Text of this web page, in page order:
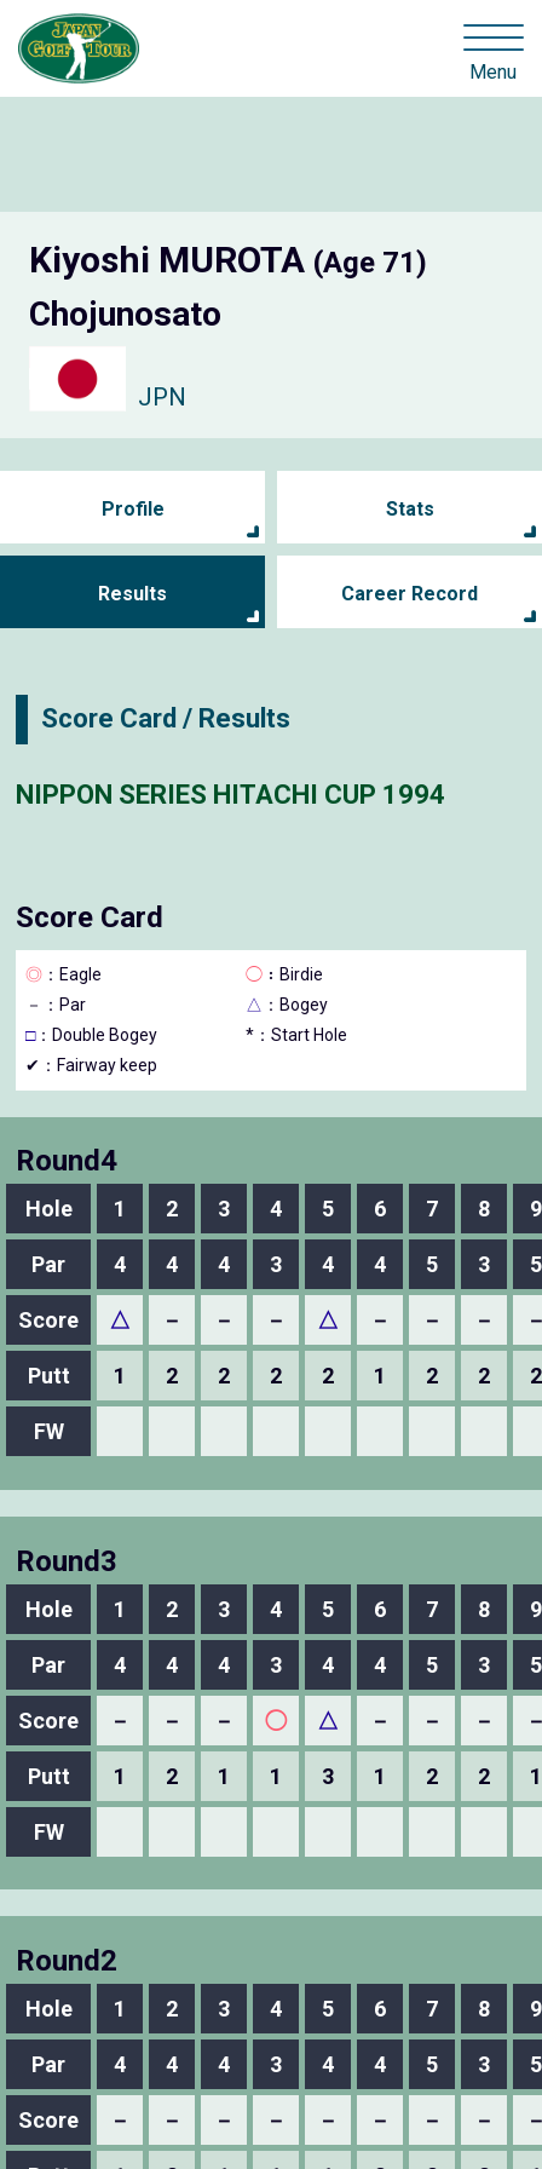
Menu
Kiyoshi MUROTA (Age 71)
Chojunosato
JPN
Profile Stats
Results Career Record
Score Card / Results
NIPPON SERIES HITACHI CUP 1994
Score Card
◎ ：Eagle ◯ ：Birdie
－
：Par △ ：Bogey
□：Double Bogey
*：Start Hole
✔：Fairway keep
Round4
Hole 1 2 3 4 5 6 7 8 9
Par 4 4 4 3 4 4 5 3 5
Score △ － － － △ － － －
Putt 1 2 2 2 2 1 2 2 2
FW
Round3
Hole 1 2 3 4 5 6 7 8 9
Par 4 4 4 3 4 4 5 3 5
Score － － － ◯ △ － － －
Putt 1 2 1 1 3 1 2 2 1
FW
Round2
Hole 1 2 3 4 5 6 7 8 9
Par 4 4 4 3 4 4 5 3 5
Score － － － － － － － －